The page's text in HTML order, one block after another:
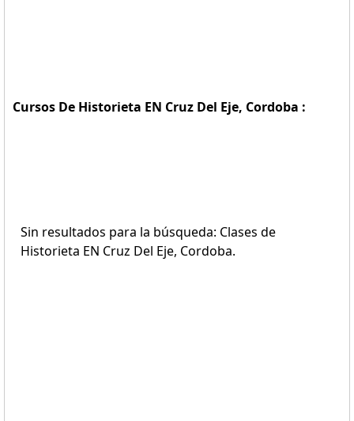
Cursos De Historieta EN Cruz Del Eje, Cordoba :
Sin resultados para la búsqueda: Clases de
Historieta EN Cruz Del Eje, Cordoba.